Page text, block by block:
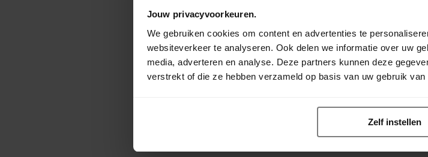
Jouw privacyvoorkeuren.
We gebruiken cookies om content en advertenties te
websiteverkeer te analyseren. Ook delen we informatie over uw
media, adverteren en analyse. Deze partners kunnen deze
verstrekt of die ze hebben verzameld op basis van uw gebruik
Zelf instellen